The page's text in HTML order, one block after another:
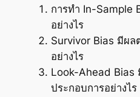
การทำ In-Sample
อย่างไร
Survivor Bias มีผ
อย่างไร
Look-Ahead Bias
ประกอบการอย่างไร